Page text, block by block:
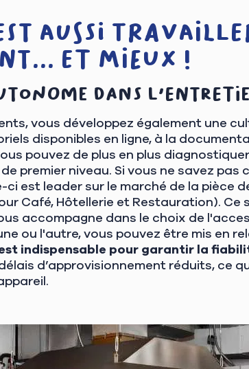
aussi
et mieux !
dans
vous développez également une
disponibles en ligne, à la
pouvez de plus en plus
premier niveau. Si vous ne savez pas
ci est leader sur le marché de la pièce
Café, Hôtellerie et Restauration).
accompagne dans le choix de
ou l'autre, vous pouvez être mis en
indispensable pour garantir la
d’approvisionnement réduits, ce